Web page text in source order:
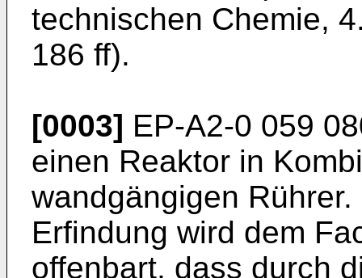
technischen Chemie,
186 ff).
[0003] EP-A2-0 059
einen Reaktor in
wandgängigen
Erfindung wird dem
offenbart, dass durch